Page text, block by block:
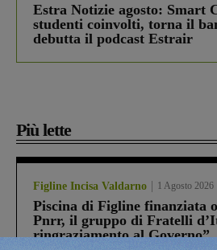
Estra Notizie agosto: Smart
studenti coinvolti, torna il
debutta il podcast Estrair
Più lette
Figline Incisa Valdarno 1 Agosto 2026
Piscina di Figline finanziata
Pnrr, il gruppo di Fratelli
ringraziamento al Governo”